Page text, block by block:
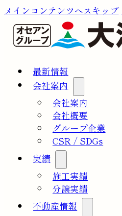
メインコンテンツへスキップ
最新情報
会社案内
会社案内
会社概要
グループ企業
CSR / SDGs
実績
施工実績
分譲実績
不動産情報